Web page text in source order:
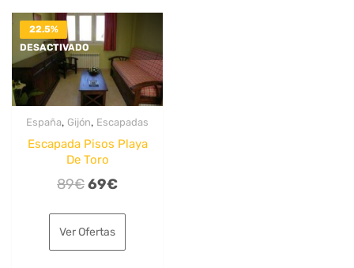
22.5%
DESACTIVADO
España, Gijón, Escapadas
Escapada Pisos Playa
De Toro
89€El
original
era:
69€El
es:
Ver Ofertas